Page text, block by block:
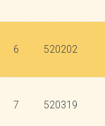
6 520202
7 520319